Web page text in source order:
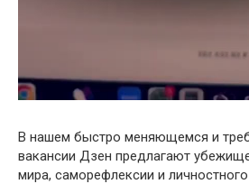
В нашем быстро меняющемся и
вакансии Дзен предлагают
мира, саморефлексии и личностного